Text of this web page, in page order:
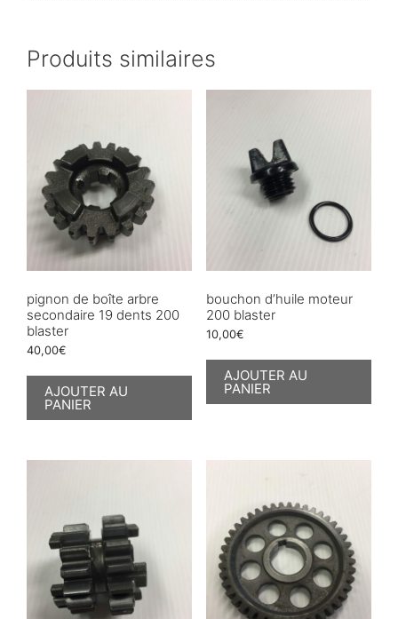
Produits similaires
pignon de boîte arbre
secondaire 19 dents 200
blaster
40,00€
AJOUTER AU
PANIER
bouchon d’huile moteur
200 blaster
10,00€
AJOUTER AU
PANIER